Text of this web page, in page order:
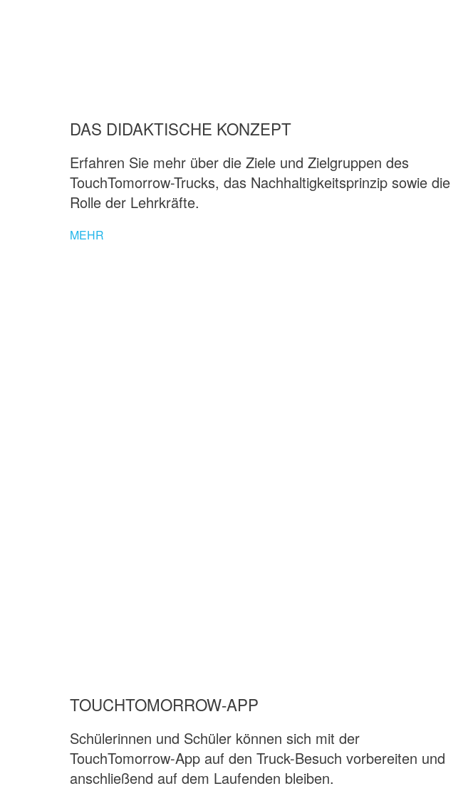
DAS DIDAKTISCHE KONZEPT
Erfahren Sie mehr über die Ziele und Zielgruppen des
TouchTomorrow-Trucks, das Nachhaltigkeitsprinzip sowie die
Rolle der Lehrkräfte.
MEHR
TOUCHTOMORROW-APP
Schülerinnen und Schüler können sich mit der
TouchTomorrow-App auf den Truck-Besuch vorbereiten und
anschließend auf dem Laufenden bleiben.